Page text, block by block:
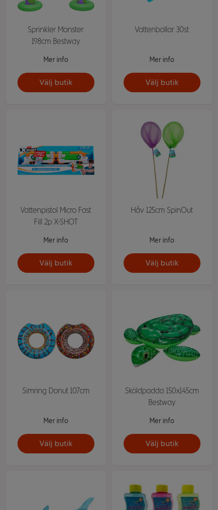
Sprinkler Monster
198cm Bestway
Mer info
Välj butik
Vattenbollar 30st
Mer info
Välj butik
Vattenpistol Micro Fast
Fill 2p X-SHOT
Mer info
Välj butik
Håv 125cm SpinOut
Mer info
Välj butik
Simring Donut 107cm
Mer info
Välj butik
Sköldpadda 150x145cm
Bestway
Mer info
Välj butik